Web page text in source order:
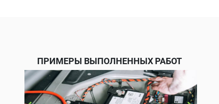
ПРИМЕРЫ ВЫПОЛНЕННЫХ РАБОТ